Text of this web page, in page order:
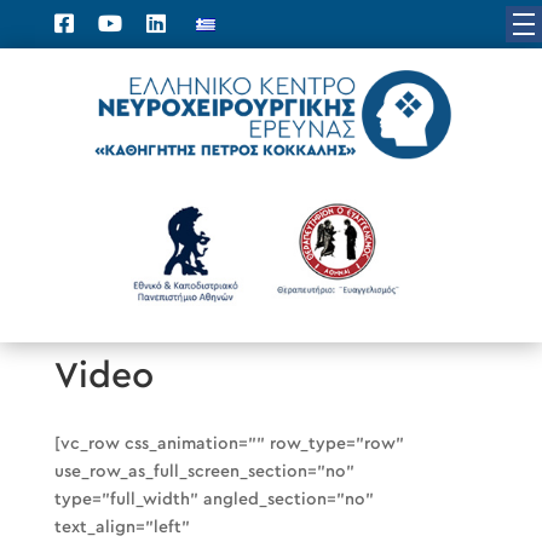
Video
[vc_row css_animation=”” row_type=”row”
use_row_as_full_screen_section=”no”
type=”full_width” angled_section=”no”
text_align=”left”